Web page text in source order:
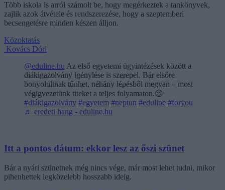
Több iskola is arról számolt be, hogy megérkeztek a tankönyvek,
zajlik azok átvétele és rendszerezése, hogy a szeptemberi
becsengetésre minden készen álljon.
Közoktatás
Kovács Dóri
@eduline.hu Az első egyetemi ügyintézések között a
diákigazolvány igénylése is szerepel. Bár elsőre
bonyolultnak tűnhet, néhány lépésből megvan – most
végigvezetünk titeket a teljes folyamaton.😉
#diákigazolvány #egyetem #neptun #eduline #foryou
♬ eredeti hang - eduline.hu
Itt a pontos dátum: ekkor lesz az őszi szünet
Bár a nyári szünetnek még nincs vége, már most lehet tudni, mikor
pihenhettek legközelebb hosszabb ideig.